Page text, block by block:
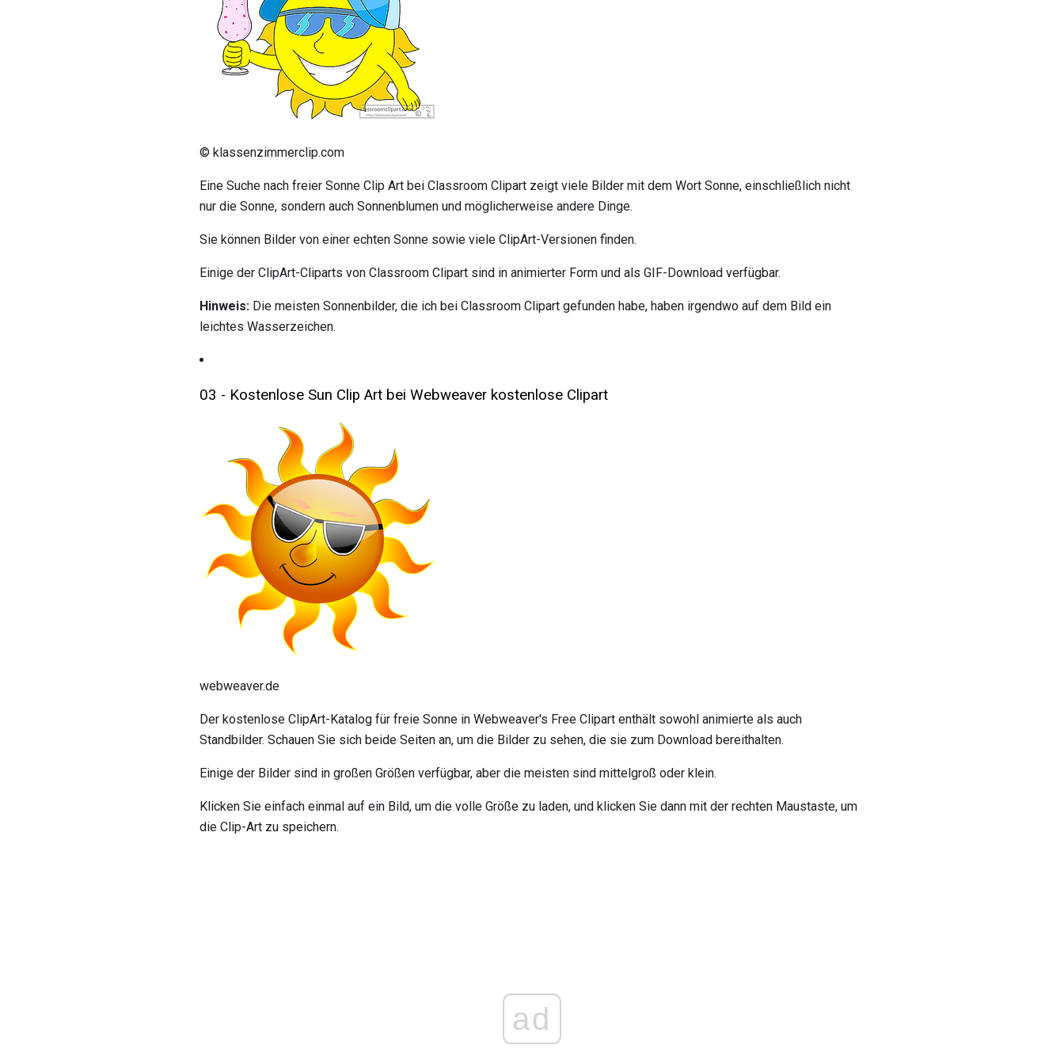
© klassenzimmerclip.com
Eine Suche nach freier Sonne Clip Art bei Classroom Clipart zeigt viele Bilder mit dem Wort Sonne, einschließlich nicht
nur die Sonne, sondern auch Sonnenblumen und möglicherweise andere Dinge.
Sie können Bilder von einer echten Sonne sowie viele ClipArt-Versionen finden.
Einige der ClipArt-Cliparts von Classroom Clipart sind in animierter Form und als GIF-Download verfügbar.
Hinweis: Die meisten Sonnenbilder, die ich bei Classroom Clipart gefunden habe, haben irgendwo auf dem Bild ein
leichtes Wasserzeichen.
03 - Kostenlose Sun Clip Art bei Webweaver kostenlose Clipart
webweaver.de
Der kostenlose ClipArt-Katalog für freie Sonne in Webweaver's Free Clipart enthält sowohl animierte als auch
Standbilder. Schauen Sie sich beide Seiten an, um die Bilder zu sehen, die sie zum Download bereithalten.
Einige der Bilder sind in großen Größen verfügbar, aber die meisten sind mittelgroß oder klein.
Klicken Sie einfach einmal auf ein Bild, um die volle Größe zu laden, und klicken Sie dann mit der rechten Maustaste, um
die Clip-Art zu speichern.
ad